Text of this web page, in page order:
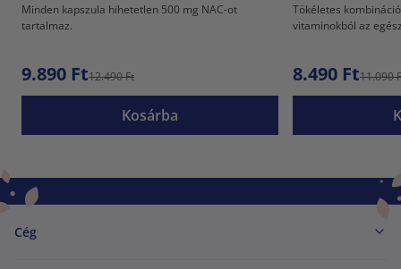
Minden kapszula hihetetlen 500 mg NAC-ot
tartalmaz.
9.890 Ft12.490 Ft
Kosárba
Tökéletes
vitaminokból az
8.490 Ft11.090
Cég